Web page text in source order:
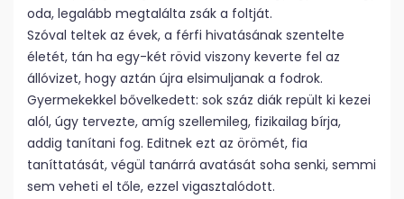
oda, legalább megtalálta zsák a foltját.
Szóval teltek az évek, a férfi hivatásának szentelte
életét, tán ha egy-két rövid viszony keverte fel az
állóvizet, hogy aztán újra elsimuljanak a fodrok.
Gyermekekkel bővelkedett: sok száz diák repült ki kezei
alól, úgy tervezte, amíg szellemileg, fizikai­lag bírja,
addig tanítani fog. Editnek ezt az örömét, fia
taníttatását, végül tanárrá avatását soha senki, semmi
sem veheti el tőle, ezzel vigasztalódott.